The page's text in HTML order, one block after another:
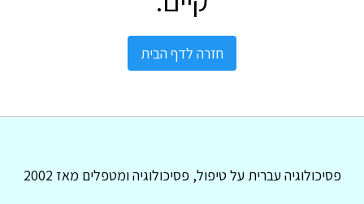
חזרה לדף הבית
פסיכולוגיה עברית על טיפול, פסיכולוגיה ומטפלים מאז 2002